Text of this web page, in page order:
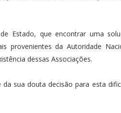
Estado, que encontrar uma
provenientes da Autoridade
dessas Associações.
sua douta decisão para esta